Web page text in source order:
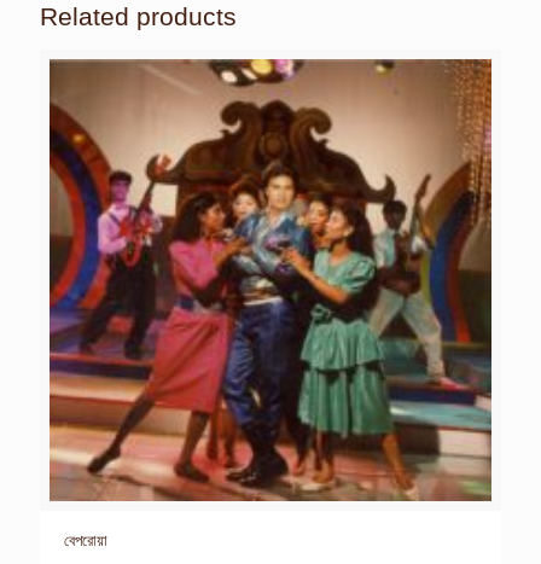
Related products
বেপরোয়া